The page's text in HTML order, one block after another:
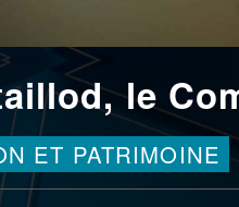
le
ET PATRIMOINE